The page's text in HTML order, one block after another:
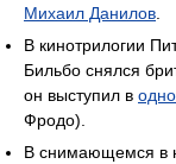
Михаил Данилов.
В кинотрилогии
Бильбо снялся
он выступил в
Фродо).
В снимающемся в